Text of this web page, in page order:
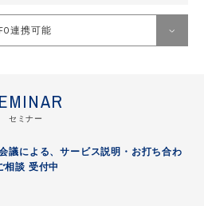
連携可能
Criteo
Google広告
セミナー
議による、サービス説明・お打ち合わ
相談 受付中